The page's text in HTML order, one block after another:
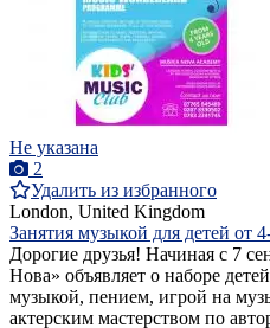
Не указана
2
Удалить из избранного
London, United Kingdom
Занятия музыкой для детей от
Дорогие друзья! Начиная с 7
Нова» объявляет о наборе
музыкой, пением, игрой на
актерским мастерством по